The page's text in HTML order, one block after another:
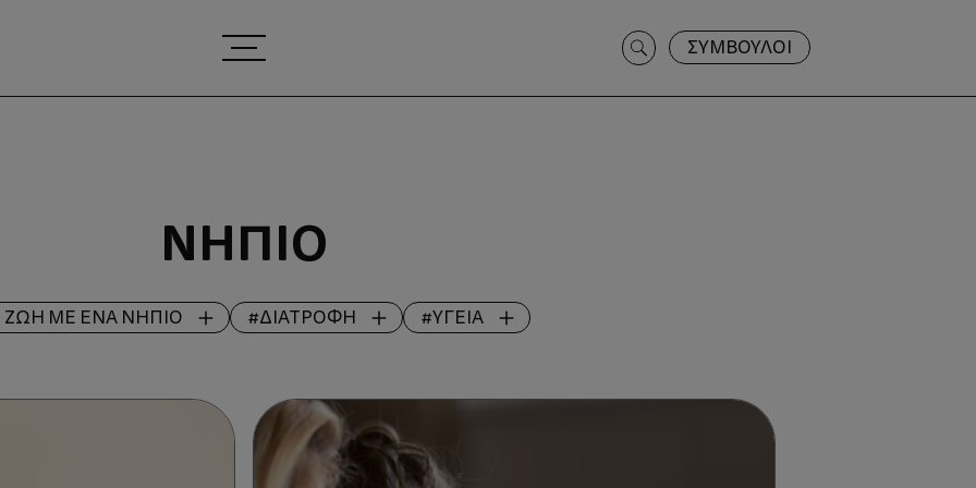
Search
for:
ΣΥΜΒΟΥΛΟΙ
ΝΉΠΙΟ
ΖΩΉ ΜΕ ΈΝΑ ΝΉΠΙΟ #ΔΙΑΤΡΟΦΉ #ΥΓΕΊΑ